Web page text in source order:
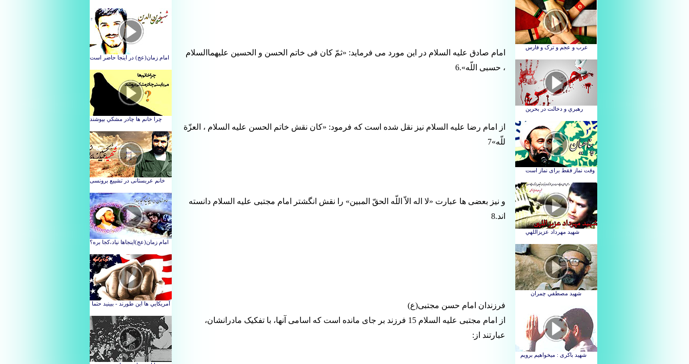
امام صادق علیه السلام در این مورد می فرماید: «ثمّ کان فی خاتم الحسن و الحسین علیهماالسلام
، حسبی اللّه».6
از امام رضا علیه السلام نیز نقل شده است که فرمود: «کان نقش خاتم الحسن علیه السلام ، العزّة
للّه»7
و نیز بعضی ها عبارت «لا اله الاّ اللّه الحقّ المبین» را نقش انگشتر امام مجتبی علیه السلام دانسته
اند.8
فرزندان امام حسن مجتبی(ع)
از امام مجتبی علیه السلام 15 فرزند بر جای مانده است که اسامی آنها، با تفکیک مادرانشان،
عبارتند از: